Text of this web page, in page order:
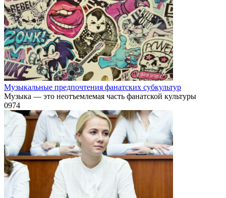
Музыкальные предпочтения фанатских субкультур
Музыка — это неотъемлемая часть фанатской культуры
0974